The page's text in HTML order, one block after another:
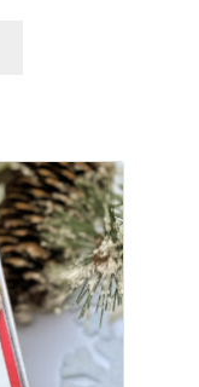
wariantów.
Opcje
można
wybrać
na
stronie
produktu